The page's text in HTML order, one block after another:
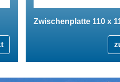
Zwischenplatte 110 x